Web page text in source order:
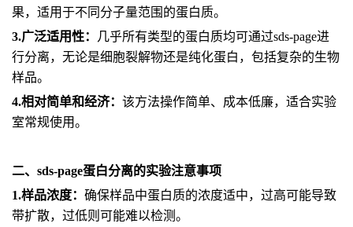
果，适用于不同分子量范围的蛋白质。
3.广泛适用性：
几乎所有类型的蛋白质均可通过sds-page进
行分离，无论是细胞裂解物还是纯化蛋白，包括复杂的生物
样品。
4.相对简单和经济： 该方法操作简单、成本低廉，适合实验
室常规使用。
二、sds-page蛋白分离的实验注意事项
1.样品浓度： 确保样品中蛋白质的浓度适中，过高可能导致
带扩散，过低则可能难以检测。